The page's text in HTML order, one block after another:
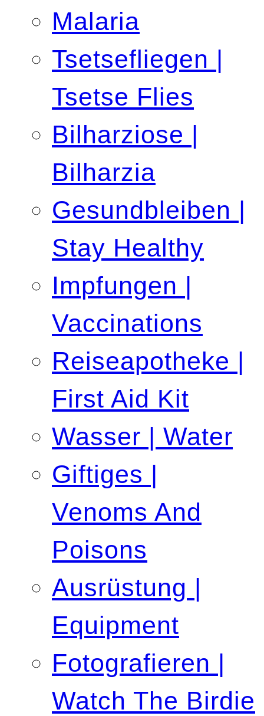
Malaria
Tsetsefliegen |
Tsetse Flies
Bilharziose |
Bilharzia
Gesundbleiben |
Stay Healthy
Impfungen |
Vaccinations
Reiseapotheke |
First Aid Kit
Wasser | Water
Giftiges |
Venoms And
Poisons
Ausrüstung |
Equipment
Fotografieren |
Watch The Birdie